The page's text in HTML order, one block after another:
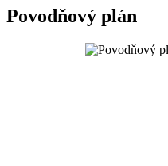
Povodňový plán